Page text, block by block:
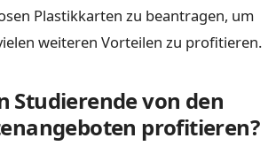
Plastikkarten zu beantragen, um
weiteren Vorteilen zu profitieren.
Studierende von den
profitieren?